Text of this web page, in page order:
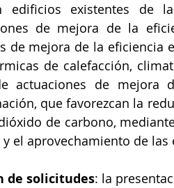
edificios existentes de
de mejora de la
de mejora de la eficiencia
de calefacción,
actuaciones de mejora
que favorezcan la
de carbono,
el aprovechamiento de las
de solicitudes: la